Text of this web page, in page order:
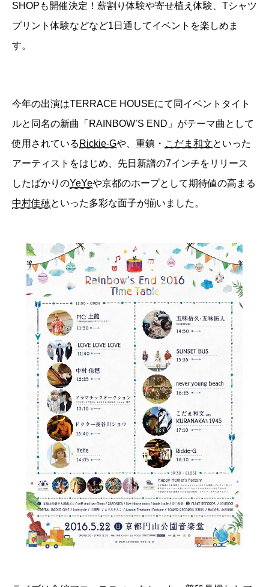
SHOPも開催決定！薪割り体験や寄せ植え体験、Tシャツ
プリント体験などなど1日通してイベントを楽しめま
す。
今年の出演はTERRACE HOUSEにて同イベントタイト
ルと同名の新曲「RAINBOW’S END」がテーマ曲として
使用されている Rickie-Gや、重鎮・ こだま和文といった
アーティストをはじめ、先日新譜の7インチをリリース
したばかりのYeYeや京都のホープとして期待値の高まる
中村佳穂といった多彩な面子が揃いました。